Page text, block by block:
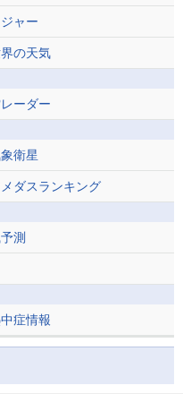
ャー
の天気
ーダー
衛星
ダスランキング
測
症情報